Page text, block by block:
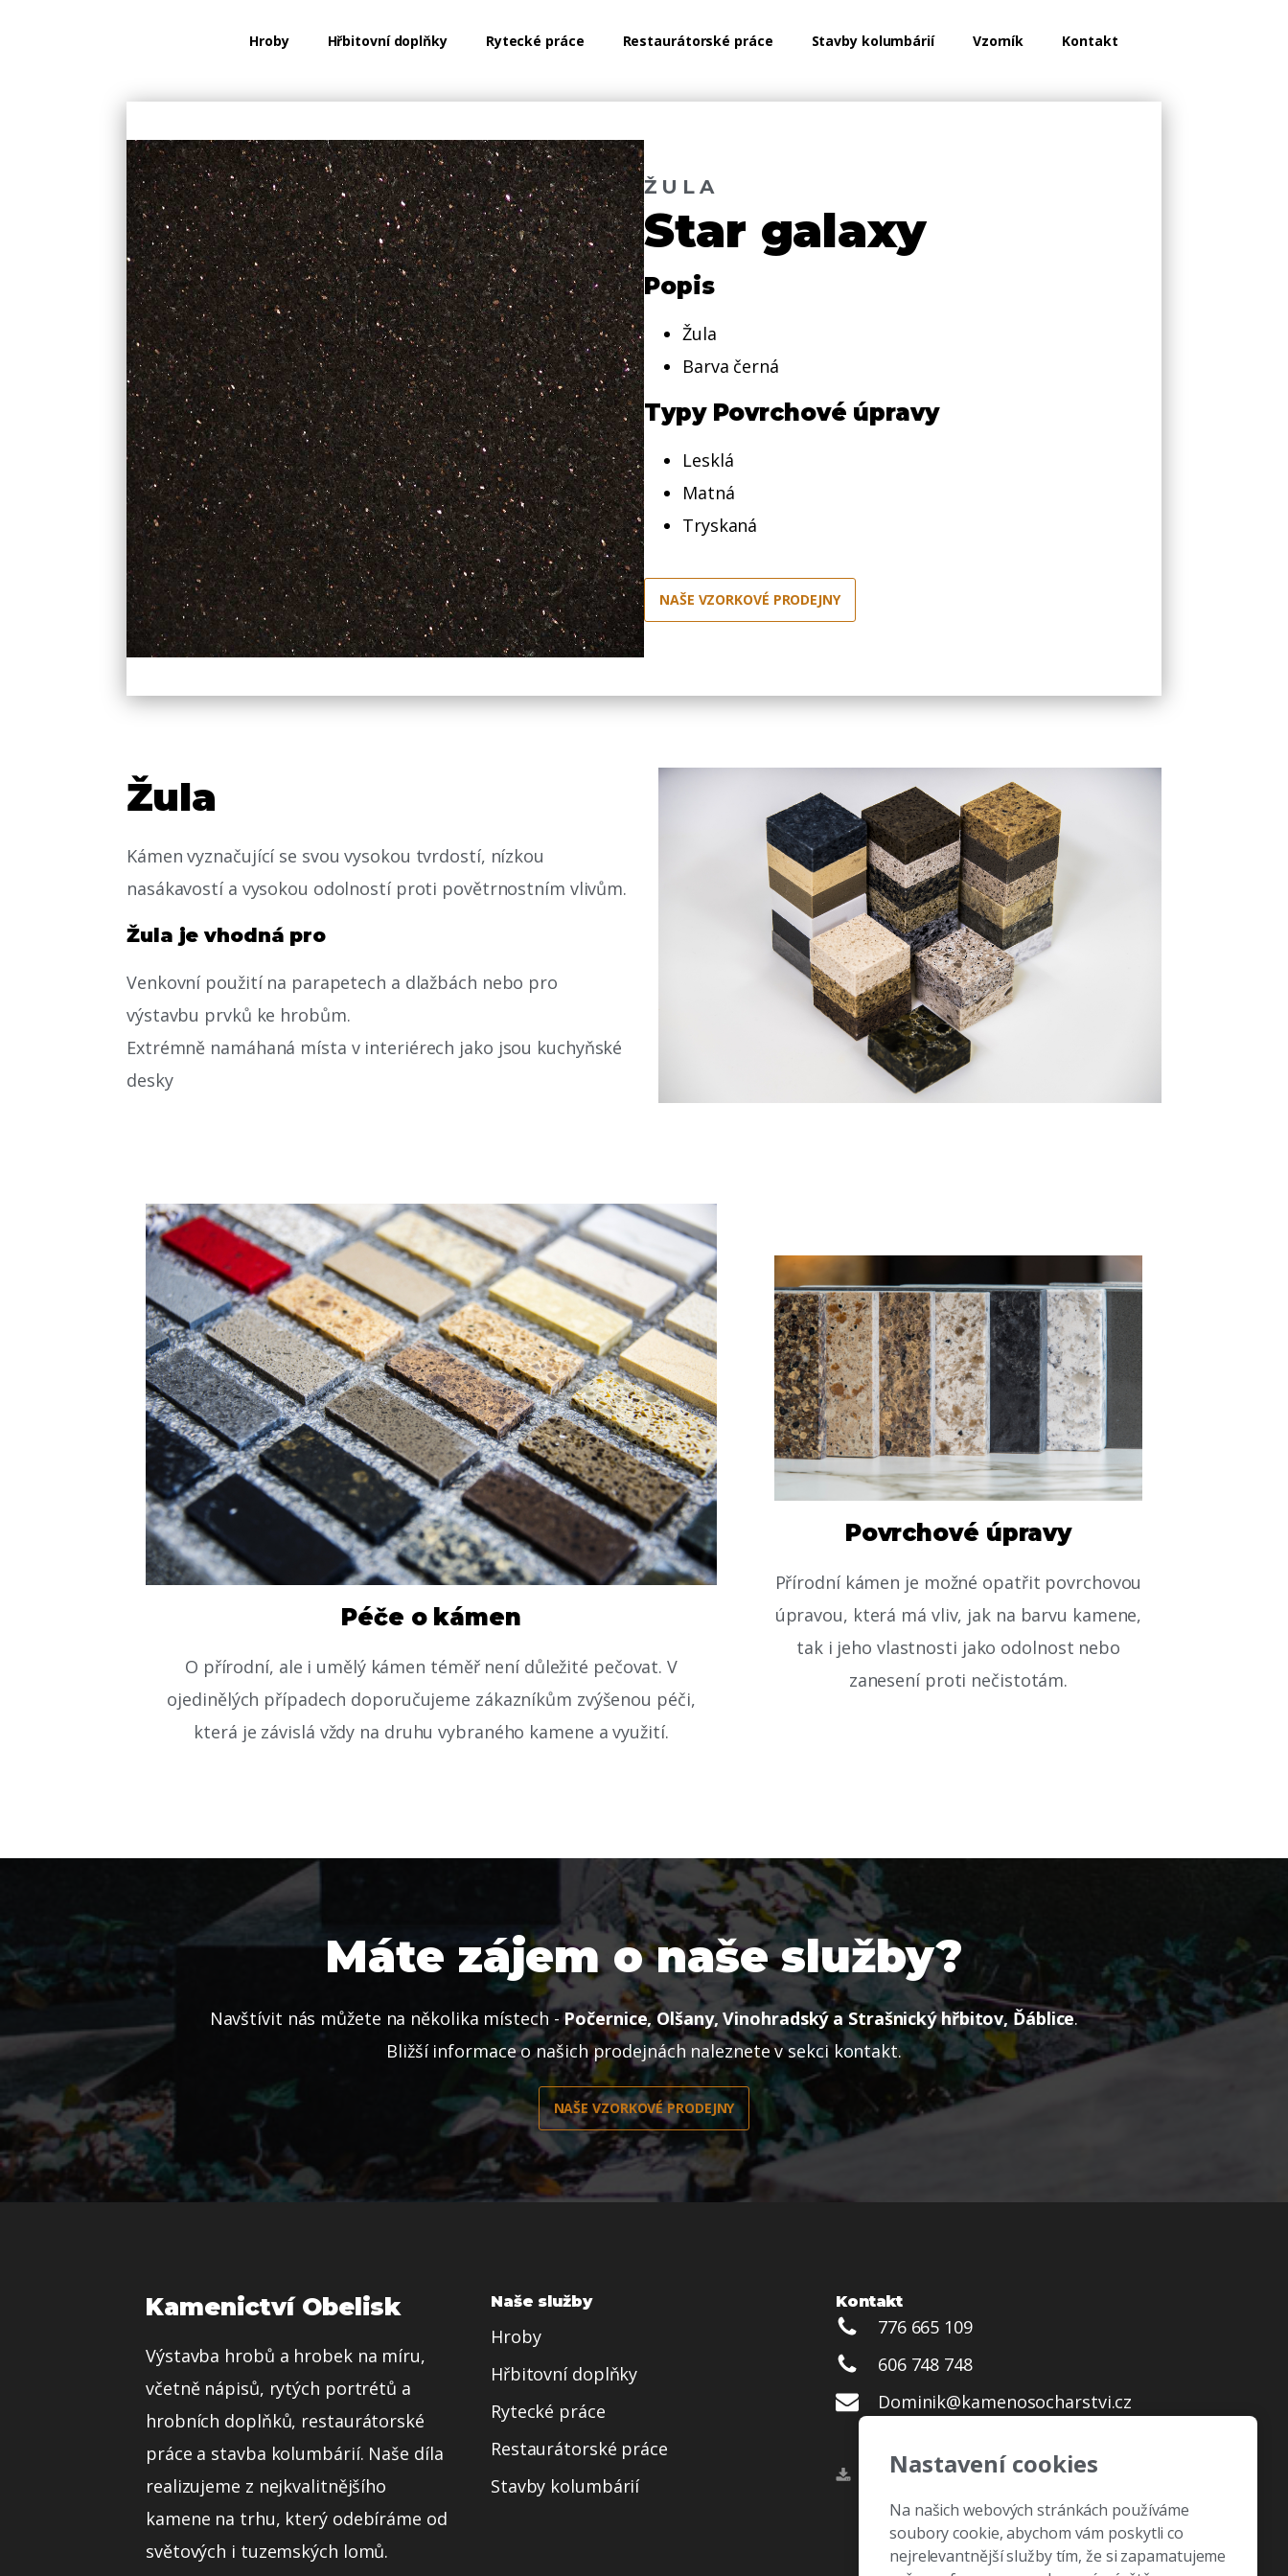
Hroby Hřbitovní doplňky Rytecké práce Restaurátorské práce Stavby kolumbárií Vzorník Kontakt
ŽULA
Star galaxy
Popis
Žula
Barva černá
Typy Povrchové úpravy
Lesklá
Matná
Tryskaná
NAŠE VZORKOVÉ PRODEJNY
Žula
Kámen vyznačující se svou vysokou tvrdostí, nízkou
nasákavostí a vysokou odolností proti povětrnostním vlivům.
Žula je vhodná pro
Venkovní použití na parapetech a dlažbách nebo pro
výstavbu prvků ke hrobům.
Extrémně namáhaná místa v interiérech jako jsou kuchyňské
desky
Péče o kámen
O přírodní, ale i umělý kámen téměř není důležité pečovat. V
ojedinělých případech doporučujeme zákazníkům zvýšenou péči,
která je závislá vždy na druhu vybraného kamene a využití.
Povrchové úpravy
Přírodní kámen je možné opatřit povrchovou
úpravou, která má vliv, jak na barvu kamene,
tak i jeho vlastnosti jako odolnost nebo
zanesení proti nečistotám.
Máte zájem o naše služby?
Navštívit nás můžete na několika místech -Počernice, Olšany, Vinohradský a Strašnický hřbitov, Ďáblice.
Bližší informace o našich prodejnách naleznete v sekci kontakt.
NAŠE VZORKOVÉ PRODEJNY
Kamenictví Obelisk
Výstavba hrobů a hrobek na míru,
včetně nápisů, rytých portrétů a
hrobních doplňků, restaurátorské
práce a stavba kolumbárií. Naše díla
realizujeme z nejkvalitnějšího
kamene na trhu, který odebíráme od
světových i tuzemských lomů.
Naše služby
Hroby
Hřbitovní doplňky
Rytecké práce
Restaurátorské práce
Stavby kolumbárií
Kontakt
776 665 109
606 748 748
Dominik@kamenosocharstvi.cz
Zpracování osobních dat
Nastavení cookies
Na našich webových stránkách používáme
soubory cookie, abychom vám poskytli co
nejrelevantnější služby tím, že si zapamatujeme